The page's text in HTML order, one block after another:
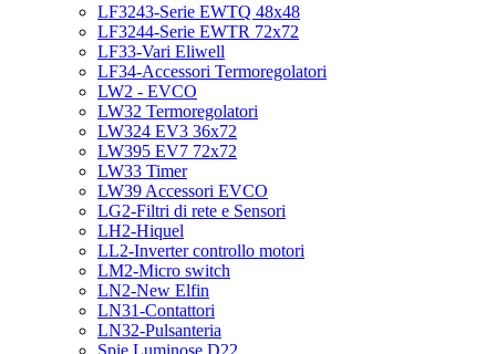
LF3243-Serie EWTQ 48x48
LF3244-Serie EWTR 72x72
LF33-Vari Eliwell
LF34-Accessori Termoregolatori
LW2 - EVCO
LW32 Termoregolatori
LW324 EV3 36x72
LW395 EV7 72x72
LW33 Timer
LW39 Accessori EVCO
LG2-Filtri di rete e Sensori
LH2-Hiquel
LL2-Inverter controllo motori
LM2-Micro switch
LN2-New Elfin
LN31-Contattori
LN32-Pulsanteria
Spie Luminose D22